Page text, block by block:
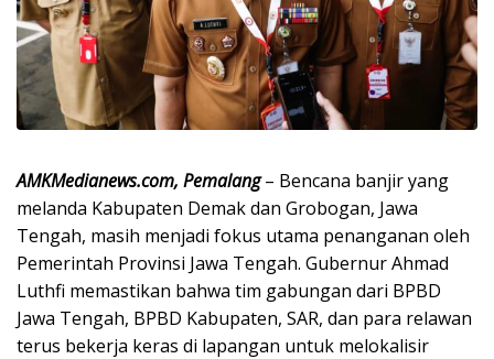
AMKMedianews.com, Pemalang– Bencana banjir yang
melanda Kabupaten Demak dan Grobogan, Jawa
Tengah, masih menjadi fokus utama penanganan oleh
Pemerintah Provinsi Jawa Tengah. Gubernur Ahmad
Luthfi memastikan bahwa tim gabungan dari BPBD
Jawa Tengah, BPBD Kabupaten, SAR, dan para relawan
terus bekerja keras di lapangan untuk melokalisir